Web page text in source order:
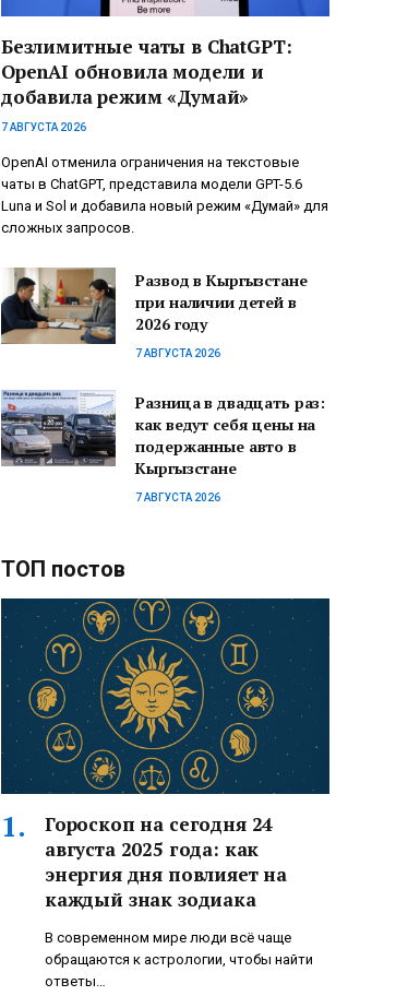
Безлимитные чаты в ChatGPT:
OpenAI обновила модели и
добавила режим «Думай»
7 АВГУСТА 2026
OpenAI отменила ограничения на текстовые
чаты в ChatGPT, представила модели GPT-5.6
Luna и Sol и добавила новый режим «Думай» для
сложных запросов.
Развод в Кыргызстане
при наличии детей в
2026 году
7 АВГУСТА 2026
Разница в двадцать раз:
как ведут себя цены на
подержанные авто в
Кыргызстане
7 АВГУСТА 2026
ТОП постов
Гороскоп на сегодня 24
августа 2025 года: как
энергия дня повлияет на
каждый знак зодиака
В современном мире люди всё чаще
обращаются к астрологии, чтобы найти
ответы…